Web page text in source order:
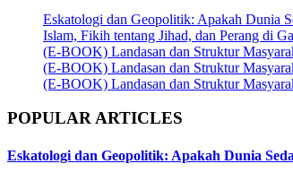
Eskatologi dan Geopolitik: Apakah Dunia
Islam, Fikih tentang Jihad, dan Perang di
(E-BOOK) Landasan dan Struktur
(E-BOOK) Landasan dan Struktur
(E-BOOK) Landasan dan Struktur
POPULAR ARTICLES
Eskatologi dan Geopolitik: Apakah Dunia